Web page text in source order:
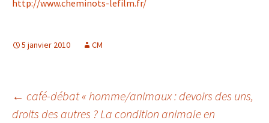
http://www.cheminots-lefilm.fr/
5 janvier 2010 CM
Navigation
← café-débat « homme/animaux : devoirs des uns,
droits des autres ? La condition animale en